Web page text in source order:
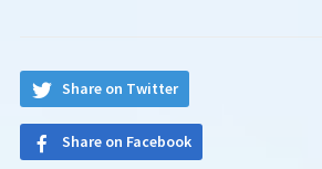
Share on Twitter
Share on Facebook